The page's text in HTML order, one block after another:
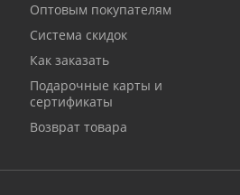
Оптовым покупателям
Система скидок
Как заказать
Подарочные карты и
сертификаты
Возврат товара